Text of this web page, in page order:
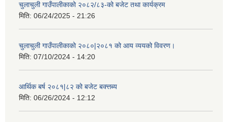
चुलाचुली गाउँपालीकाको २०८२/८३-को बजेट तथा कार्यक्रम
मिति: 06/24/2025 - 21:26
चुलाचुली गाउँपालीकाको २०८०|२०८१ को आय व्ययको विवरण।
मिति: 07/10/2024 - 14:20
आर्थिक बर्ष २०८१|८२ को बजेट बक्त्तब्य
मिति: 06/26/2024 - 12:12